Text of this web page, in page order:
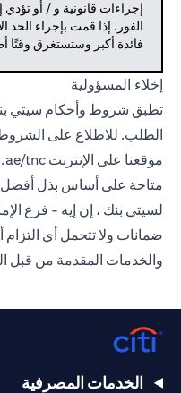
إجراءات قانونية و / أو
الفور. إذا قمت بإجراء
فائدة أكبر وستستغرق
إخلاء المسؤولية
تطبق شروط وأحكام سيتي
الطلب. للاطلاع على الشروط
موقعنا على الإنترنت tnc.
متاحة على أساس بذل أفضل
لسيتي بنك ، إن إيه - فرع
ضمانات ولا تتحمل أي التزام
والخدمات المقدمة من قبل
الخدمات المصرفية